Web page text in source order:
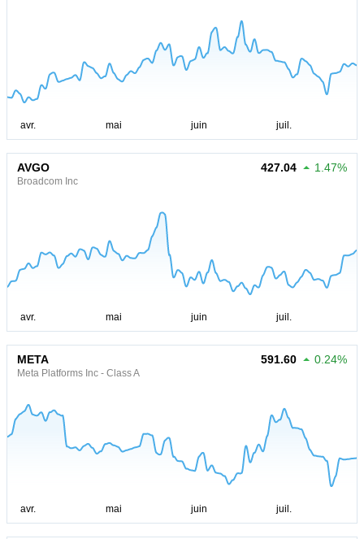
AVGO
Broadcom Inc
427.04 1.47%
META
Meta Platforms Inc - Class A
591.60 0.24%